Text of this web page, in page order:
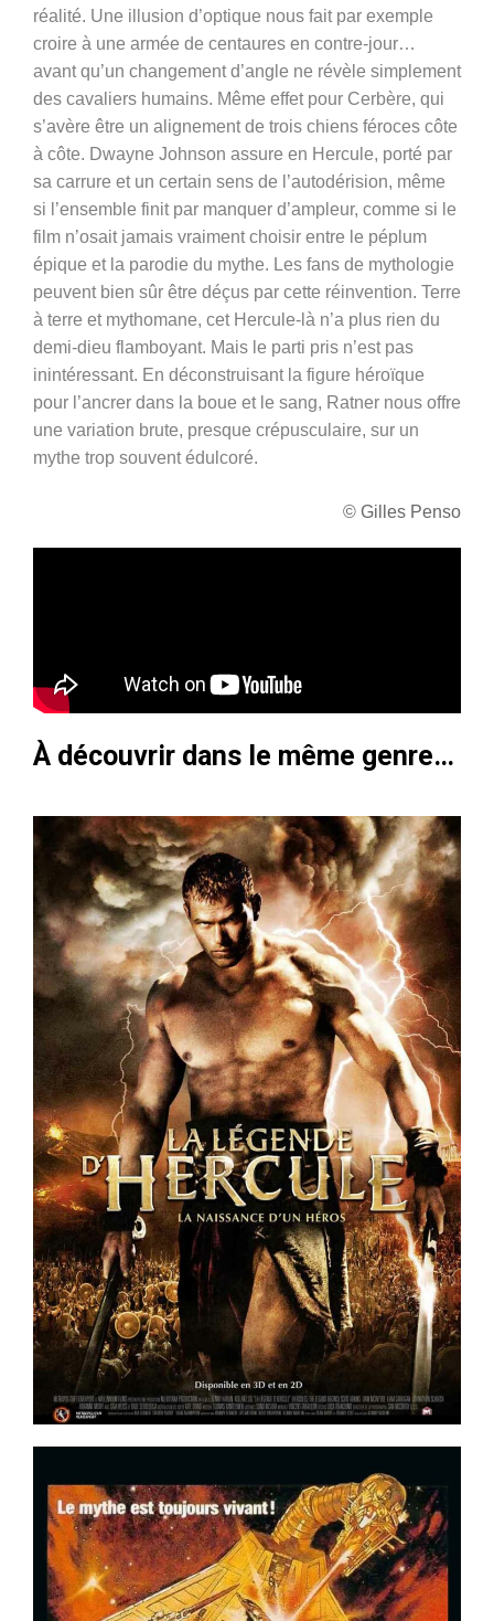
réalité. Une illusion d’optique nous fait par exemple
croire à une armée de centaures en contre-jour…
avant qu’un changement d’angle ne révèle simplement
des cavaliers humains. Même effet pour Cerbère, qui
s’avère être un alignement de trois chiens féroces côte
à côte. Dwayne Johnson assure en Hercule, porté par
sa carrure et un certain sens de l’autodérision, même
si l’ensemble finit par manquer d’ampleur, comme si le
film n’osait jamais vraiment choisir entre le péplum
épique et la parodie du mythe. Les fans de mythologie
peuvent bien sûr être déçus par cette réinvention. Terre
à terre et mythomane, cet Hercule-là n’a plus rien du
demi-dieu flamboyant. Mais le parti pris n’est pas
inintéressant. En déconstruisant la figure héroïque
pour l’ancrer dans la boue et le sang, Ratner nous offre
une variation brute, presque crépusculaire, sur un
mythe trop souvent édulcoré.
© Gilles Penso
À découvrir dans le même genre…